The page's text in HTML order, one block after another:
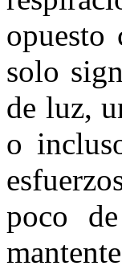
opuesto
solo
de luz,
o
poco